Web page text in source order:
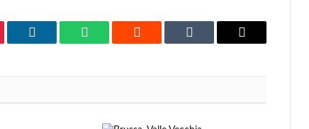
LinkedIn WhatsAppReddit Tumblr Email